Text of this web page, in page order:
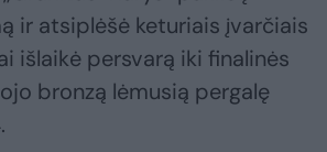
ir atsiplėšė keturiais įvarčiais
išlaikė persvarą iki finalinės
bronzą lėmusią pergalę